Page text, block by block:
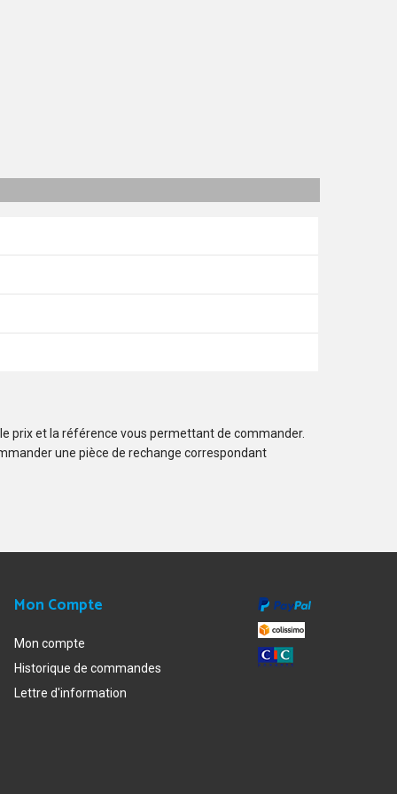
prix et la référence vous permettant de commander.
une pièce de rechange correspondant
Mon Compte
Mon compte
Historique de commandes
Lettre d'information